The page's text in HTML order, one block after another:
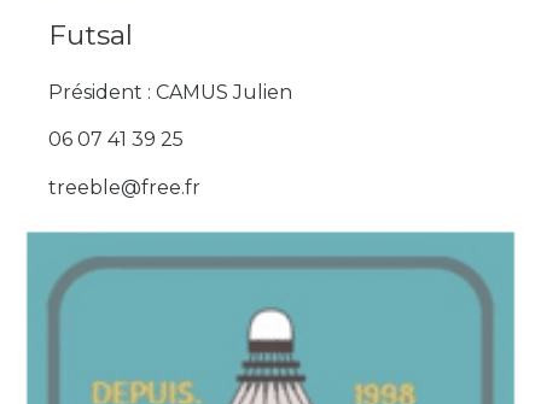
Futsal
Président : CAMUS Julien
06 07 41 39 25
treeble@free.fr